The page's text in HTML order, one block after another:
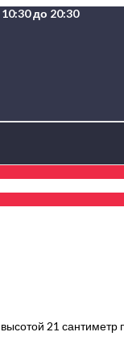
до 20:30
21 сантиметр